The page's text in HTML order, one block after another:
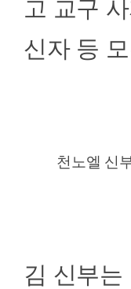
고 교구
신자 등
천노엘 신
김 신부